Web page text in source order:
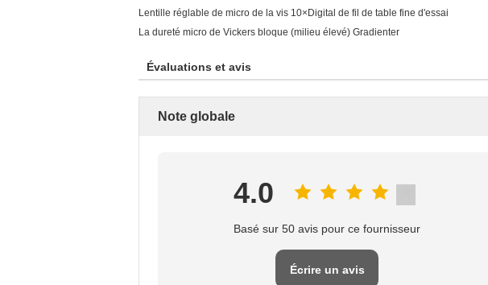
Lentille réglable de micro de la vis 10×Digital de fil de table fine d'essai
La dureté micro de Vickers bloque (milieu élevé) Gradienter
Évaluations et avis
Note globale
4.0
Basé sur 50 avis pour ce fournisseur
Écrire un avis